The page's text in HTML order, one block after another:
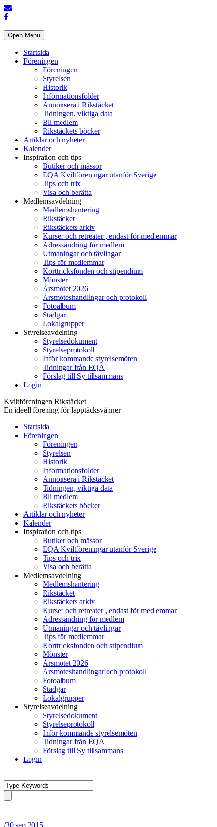
Open Menu
Startsida
Föreningen
Föreningen
Styrelsen
Historik
Informationsfolder
Annonsera i Rikstäcket
Tidningen, viktiga data
Bli medlem
Rikstäckets böcker
Artiklar och nyheter
Kalender
Inspiration och tips
Butiker och mässor
EQA Kviltföreningar utanför Sverige
Tips och trix
Visa och berätta
Medlemsavdelning
Medlemshantering
Rikstäcket
Rikstäckets arkiv
Kurser och retreater , endast för medlemmar
Adressändring för medlem
Utmaningar och tävlingar
Tips för medlemmar
Korttricksfonden och stipendium
Mönster
Årsmötet 2026
Årsmöteshandlingar och protokoll
Fotoalbum
Stadgar
Lokalgrupper
Styrelseavdelning
Styrelsedokument
Styrelseprotokoll
Inför kommande styrelsemöten
Tidningar från EQA
Förslag till Sy tillsammans
Login
Kviltföreningen Rikstäcket
En ideell förening för lapptäcksvänner
Startsida
Föreningen
Föreningen
Styrelsen
Historik
Informationsfolder
Annonsera i Rikstäcket
Tidningen, viktiga data
Bli medlem
Rikstäckets böcker
Artiklar och nyheter
Kalender
Inspiration och tips
Butiker och mässor
EQA Kviltföreningar utanför Sverige
Tips och trix
Visa och berätta
Medlemsavdelning
Medlemshantering
Rikstäcket
Rikstäckets arkiv
Kurser och retreater , endast för medlemmar
Adressändring för medlem
Utmaningar och tävlingar
Tips för medlemmar
Korttricksfonden och stipendium
Mönster
Årsmötet 2026
Årsmöteshandlingar och protokoll
Fotoalbum
Stadgar
Lokalgrupper
Styrelseavdelning
Styrelsedokument
Styrelseprotokoll
Inför kommande styrelsemöten
Tidningar från EQA
Förslag till Sy tillsammans
Login
/30 sep 2015